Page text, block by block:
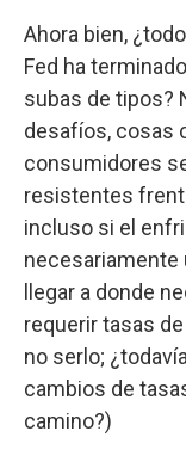
Ahora bien,
Fed ha
subas de tipos?
desafíos, cosas
consumidores
resistentes
incluso si el
necesariamente
llegar a donde
requerir tasas
no serlo;
cambios de
camino?)